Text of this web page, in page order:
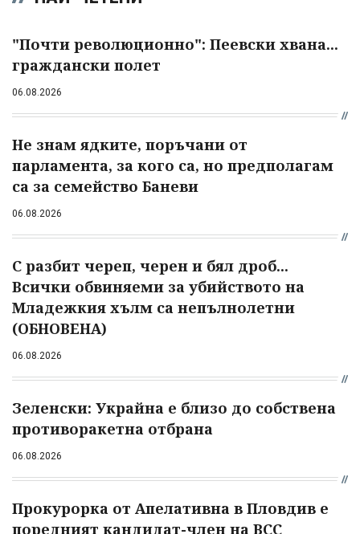
"Почти революционно": Пеевски хвана...
граждански полет
06.08.2026
Не знам ядките, поръчани от
парламента, за кого са, но предполагам
са за семейство Баневи
06.08.2026
С разбит череп, черен и бял дроб...
Всички обвиняеми за убийството на
Младежкия хълм са непълнолетни
(ОБНОВЕНА)
06.08.2026
Зеленски: Украйна е близо до собствена
противоракетна отбрана
06.08.2026
Прокурорка от Апелативна в Пловдив е
поредният кандидат-член на ВСС